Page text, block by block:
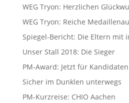
WEG Tryon: Herzlichen
WEG Tryon: Reiche
Spiegel-Bericht: Die Eltern mit
Unser Stall 2018: Die Sieger
PM-Award: Jetzt für
Sicher im Dunklen unterwegs
PM-Kurzreise: CHIO Aachen